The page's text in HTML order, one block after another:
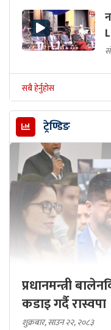
सबै हेर्नुहोस
ट्रेण्डिङ
प्रधानमन्त्री
कडाइ गर्दै रास्वपा
शुक्रबार, साउन २२, २०८३